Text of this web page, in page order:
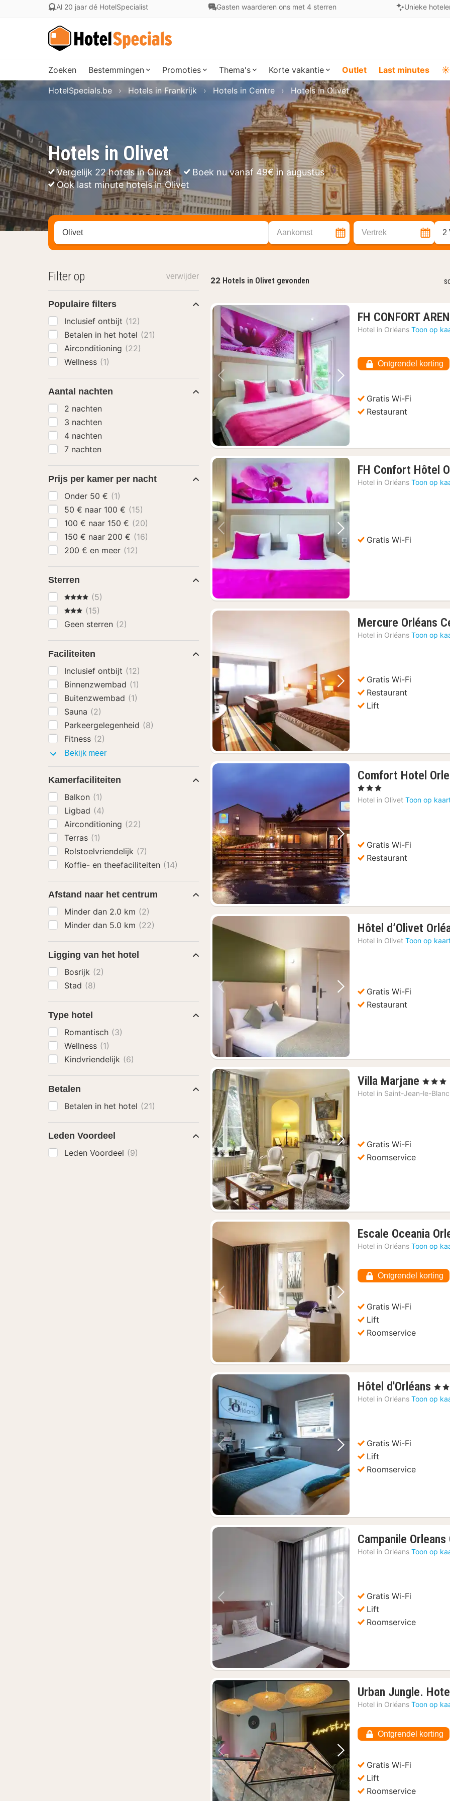
Al 20 jaar dé HotelSpecialist Gasten waarderen ons met 4 sterren Unieke
Zoeken Bestemmingen Promoties Thema's Korte vakantie Outlet Last minutes ☀️
Hotels in Olivet
Vergelijk 22 hotels in Olivet
Boek nu vanaf 49€ in augustus
Ook last minute hotels in Olivet
HotelSpecials.be Hotels in Frankrijk Hotels in Centre Hotels in Olivet
Zoek op hotel, regio of stad Aankomst Vertrek 2
22 Hotels in Olivet gevonden
Vorige foto Volgende foto
FH CONFORT
Hotel in Orléans Toon op
Ontgrendel korting
Gratis Wi-Fi
Restaurant
Vorige foto Volgende foto
FH Confort Hôtel
Hotel in Orléans Toon op
Gratis Wi-Fi
Vorige foto Volgende foto
Mercure Orléans
Hotel in Orléans Toon op
Gratis Wi-Fi
Restaurant
Lift
Vorige foto Volgende foto
Comfort Hotel
, 3 Sterren
Hotel in Olivet Toon op
Gratis Wi-Fi
Restaurant
Vorige foto Volgende foto
Hôtel d’Olivet
Hotel in Olivet Toon op
Gratis Wi-Fi
Restaurant
Vorige foto Volgende foto
Villa Marjane 1
nacht
, 3 Sterren
Hotel in Saint-Jean-le-Blanc
Gratis Wi-Fi
Roomservice
Vorige foto Volgende foto
Escale Oceania
Hotel in Orléans Toon op
Ontgrendel korting
Gratis Wi-Fi
Lift
Roomservice
Vorige foto Volgende foto
Hôtel d'Orléans 1
, 3
Hotel in Orléans Toon op
Gratis Wi-Fi
Lift
Roomservice
Vorige foto Volgende foto
Campanile
Hotel in Orléans Toon op
Gratis Wi-Fi
Lift
Roomservice
Vorige foto Volgende foto
Urban Jungle.
Hotel in Orléans Toon op
Ontgrendel korting
Gratis Wi-Fi
Lift
Roomservice
Filter op verwijder
Populaire filters
Inclusief ontbijt (12)
Betalen in het hotel (21)
Airconditioning (22)
Wellness (1)
Aantal nachten
2 nachten
3 nachten
4 nachten
7 nachten
Prijs per kamer per nacht
Onder 50 € (1)
50 € naar 100 € (15)
100 € naar 150 € (20)
150 € naar 200 € (16)
200 € en meer (12)
Sterren
4 Sterren
(5)
3 Sterren
(15)
Geen sterren (2)
Faciliteiten
Inclusief ontbijt (12)
Binnenzwembad (1)
Buitenzwembad (1)
Sauna (2)
Parkeergelegenheid (8)
Fitness (2)
Bekijk meerFaciliteiten
Kamerfaciliteiten
Balkon (1)
Ligbad (4)
Airconditioning (22)
Terras (1)
Rolstoelvriendelijk (7)
Koffie- en theefaciliteiten (14)
Afstand naar het centrum
Minder dan 2.0 km (2)
Minder dan 5.0 km (22)
Ligging van het hotel
Bosrijk (2)
Stad (8)
Type hotel
Romantisch (3)
Wellness (1)
Kindvriendelijk (6)
Betalen
Betalen in het hotel (21)
Leden Voordeel
Leden Voordeel (9)